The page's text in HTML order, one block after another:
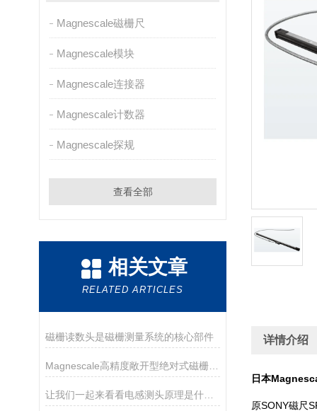
Magnescale磁栅尺
Magnescale模块
Magnescale连接器
Magnescale计数器
Magnescale探规
查看全部
相关文章
RELATED ARTICLES
磁栅读数头是磁栅测量系统的核心部件
Magnescale高精度敞开型绝对式磁栅尺特征及亮点
让我们一起来看看电感测头原理是什么？
详情介绍
日本
原SONY磁尺